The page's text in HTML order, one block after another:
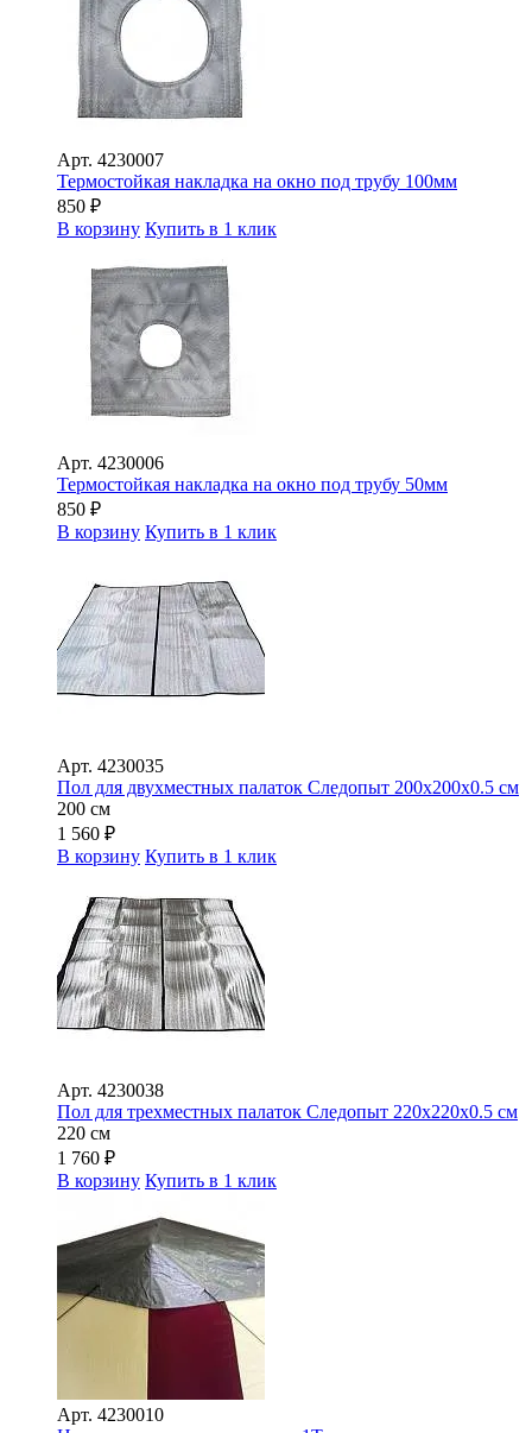
Арт. 4230007
Термостойкая накладка на окно под трубу 100мм
850 ₽
В корзину Купить в 1 клик
Арт. 4230006
Термостойкая накладка на окно под трубу 50мм
850 ₽
В корзину Купить в 1 клик
Арт. 4230035
Пол для двухместных палаток Следопыт 200х200х0.5 см
200 см
1 560 ₽
В корзину Купить в 1 клик
Арт. 4230038
Пол для трехместных палаток Следопыт 220х220х0.5 см
220 см
1 760 ₽
В корзину Купить в 1 клик
Арт. 4230010